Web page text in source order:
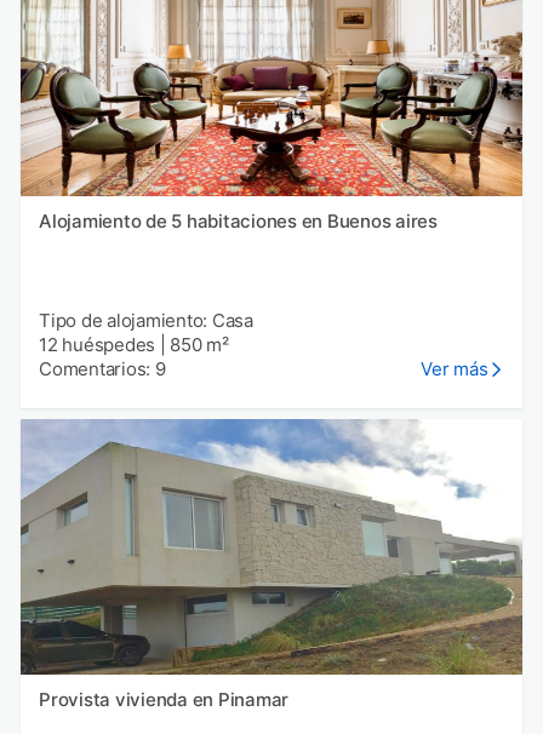
Alojamiento de 5 habitaciones en Buenos aires
Tipo de alojamiento: Casa
12 huéspedes
850 m²
Comentarios: 9
Ver más
Provista vivienda en Pinamar